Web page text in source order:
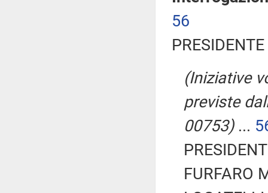
56
(Iniziative
previste
00753)...
FURFARO